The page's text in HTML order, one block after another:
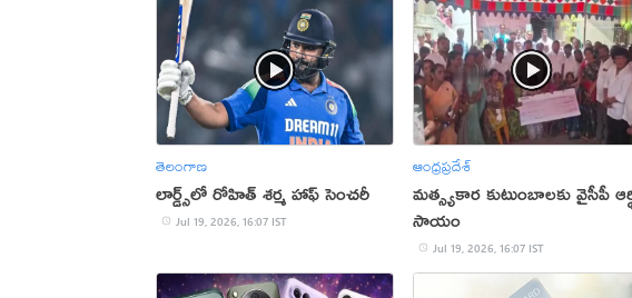
తెలంగాణ
లార్డ్స్‌లో రోహిత్ శర్మ హాఫ్ సెంచరీ
Jul 19, 2026, 16:07 IST
ఆంధ్రప్రదేశ్
మత్స్యకార కుటుంబాలకు వైసీపీ
సాయం
Jul 19, 2026, 16:07 IST